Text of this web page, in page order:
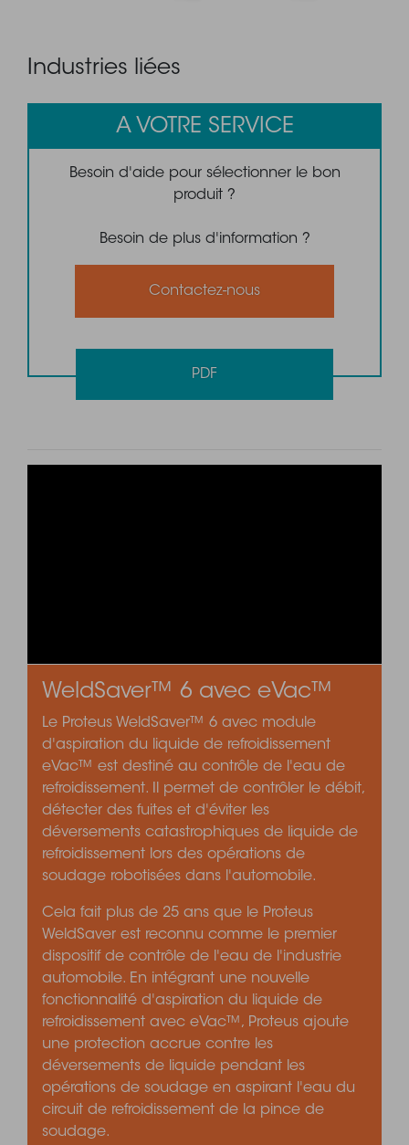
Industries liées
A VOTRE SERVICE
Besoin d'aide pour sélectionner le bon
produit ?
Besoin de plus d'information ?
Contactez-nous
PDF
WeldSaver™ 6 avec eVac™
Le Proteus WeldSaver™ 6 avec module
d'aspiration du liquide de refroidissement
eVac™ est destiné au contrôle de l'eau de
refroidissement. Il permet de contrôler le débit,
détecter des fuites et d'éviter les
déversements catastrophiques de liquide de
refroidissement lors des opérations de
soudage robotisées dans l'automobile.
Cela fait plus de 25 ans que le Proteus
WeldSaver est reconnu comme le premier
dispositif de contrôle de l'eau de l'industrie
automobile. En intégrant une nouvelle
fonctionnalité d'aspiration du liquide de
refroidissement avec eVac™, Proteus ajoute
une protection accrue contre les
déversements de liquide pendant les
opérations de soudage en aspirant l'eau du
circuit de refroidissement de la pince de
soudage.